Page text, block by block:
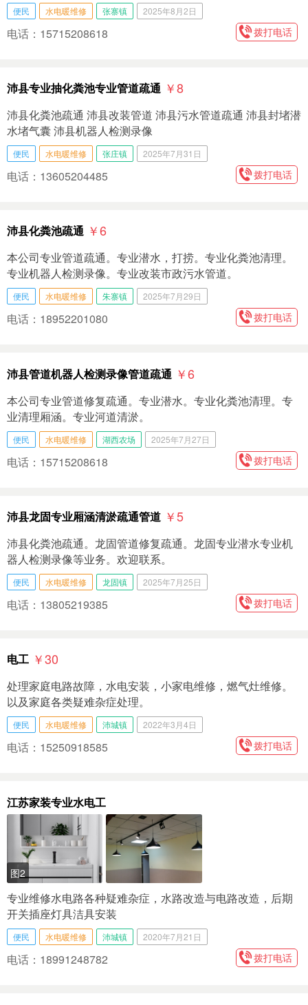
便民 水电暖维修 张寨镇 2025年8月2日
电话：15715208618 拨打电话
沛县专业抽化粪池专业管道疏通 ￥8
沛县化粪池疏通 沛县改装管道 沛县污水管道疏通 沛县封堵潜
水堵气囊 沛县机器人检测录像
便民 水电暖维修 张庄镇 2025年7月31日
电话：13605204485 拨打电话
沛县化粪池疏通 ￥6
本公司专业管道疏通。专业潜水，打捞。专业化粪池清理。
专业机器人检测录像。专业改装市政污水管道。
便民 水电暖维修 朱寨镇 2025年7月29日
电话：18952201080 拨打电话
沛县管道机器人检测录像管道疏通 ￥6
本公司专业管道修复疏通。专业潜水。专业化粪池清理。专
业清理厢涵。专业河道清淤。
便民 水电暖维修 湖西农场 2025年7月27日
电话：15715208618 拨打电话
沛县龙固专业厢涵清淤疏通管道 ￥5
沛县化粪池疏通。龙固管道修复疏通。龙固专业潜水专业机
器人检测录像等业务。欢迎联系。
便民 水电暖维修 龙固镇 2025年7月25日
电话：13805219385 拨打电话
电工 ￥30
处理家庭电路故障，水电安装，小家电维修，燃气灶维修。
以及家庭各类疑难杂症处理。
便民 水电暖维修 沛城镇 2022年3月4日
电话：15250918585 拨打电话
江苏家装专业水电工
图2
专业维修水电路各种疑难杂症，水路改造与电路改造，后期
开关插座灯具洁具安装
便民 水电暖维修 沛城镇 2020年7月21日
电话：18991248782 拨打电话